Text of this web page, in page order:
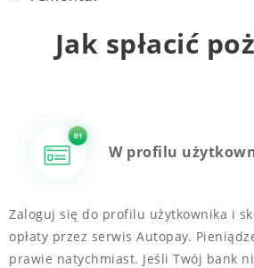
Jak spłacić
W profilu
Zaloguj się do profilu użytkownika i
opłaty przez serwis Autopay.
prawie natychmiast. Jeśli Twój bank